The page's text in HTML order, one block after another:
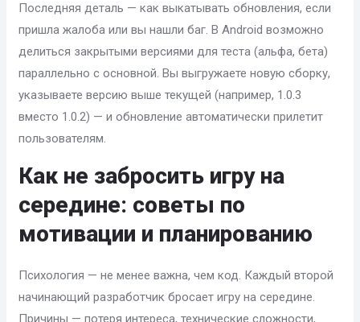
Последняя деталь — как выкатывать обновления, если
пришла жалоба или вы нашли баг. В Android возможно
делиться закрытыми версиями для теста (альфа, бета)
параллельно с основной. Вы выгружаете новую сборку,
указываете версию выше текущей (например, 1.0.3
вместо 1.0.2) — и обновление автоматически прилетит
пользователям.
Как не забросить игру на
середине: советы по
мотивации и планированию
Психология — не менее важна, чем код. Каждый второй
начинающий разработчик бросает игру на середине.
Причины — потеря интереса, технические сложности,